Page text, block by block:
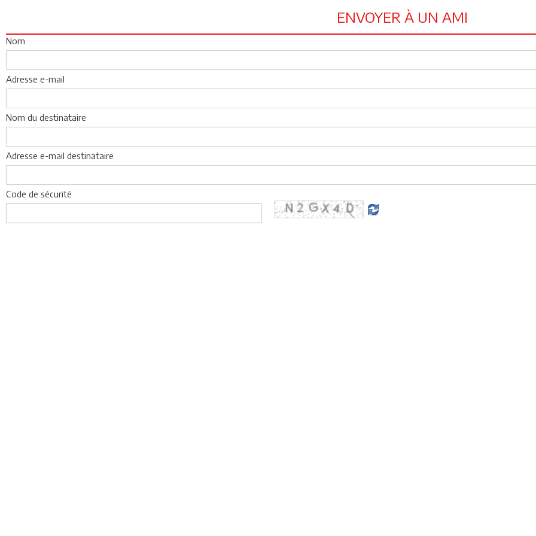
ENVOYER À UN AMI
Nom
Adresse e-mail
Nom du destinataire
Adresse e-mail destinataire
Code de sécurité